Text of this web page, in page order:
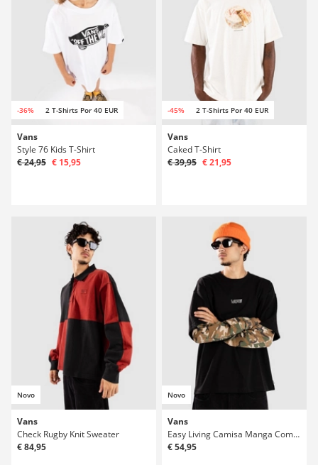
-36% 2 T-Shirts Por 40 EUR
Vans
Style 76 Kids T-Shirt
€ 24,95 € 15,95
-45% 2 T-Shirts Por 40 EUR
Vans
Caked T-Shirt
€ 39,95 € 21,95
Novo
Vans
Check Rugby Knit Sweater
€ 84,95
Novo
Vans
Easy Living Camisa Manga Comprida
€ 54,95